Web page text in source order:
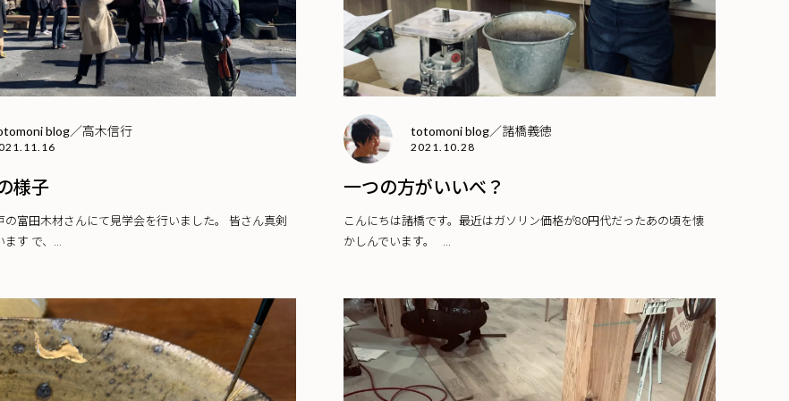
blog／高木信行
様子
の富田木材さんにて見学会を行いました。 皆さん真剣
す で、...
totomoni blog／諸橋義徳
2021.10.28
一つの方がいいべ？
こんにちは諸橋です。最近はガソリン価格が80円代だったあの頃を懐
かしんでいます。 ...